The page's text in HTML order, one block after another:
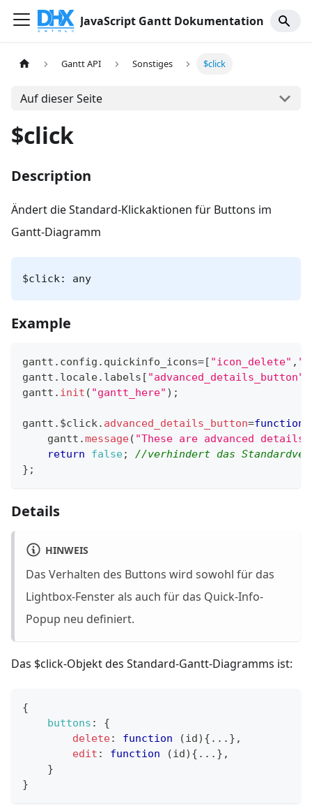
JavaScript Gantt Dokumentation
Gantt API Sonstiges $click
Auf dieser Seite
$click
Description
Ändert die Standard-Klickaktionen für Buttons im
Gantt-Diagramm
$click: any
Example
gantt . config . quickinfo_icons=[ "icon_delete" ,
gantt . locale. labels [ "advanced_details_button"
gantt . init ( "gantt_here" ) ;
gantt . $click. advanced_details_button=function
    gantt
.message( "These are advanced details"
return
false;
//verhindert das
} ;
Details
HINWEIS
Das Verhalten des Buttons wird sowohl für das
Lightbox-Fenster als auch für das Quick-Info-
Popup neu definiert.
Das $click-Objekt des Standard-Gantt-Diagramms ist:
{
buttons :
{
delete: function (id) { ... } ,
edit : function (id) { ... } ,
}
}